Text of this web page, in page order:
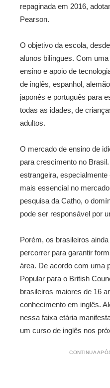
repaginada em 2016,
Pearson.
O objetivo da escola,
alunos bilíngues. Com
ensino e apoio de
de inglês, espanhol,
japonês e português para
todas as idades, de
adultos.
O mercado de ensino de
para crescimento no
estrangeira,
mais essencial no
pesquisa da Catho, o
pode ser responsável por
Porém, os brasileiros
percorrer para garantir
área. De acordo com uma
Popular para o British
brasileiros maiores de 16
conhecimento em inglês.
nessa faixa etária
um curso de inglês nos
CONTINUA